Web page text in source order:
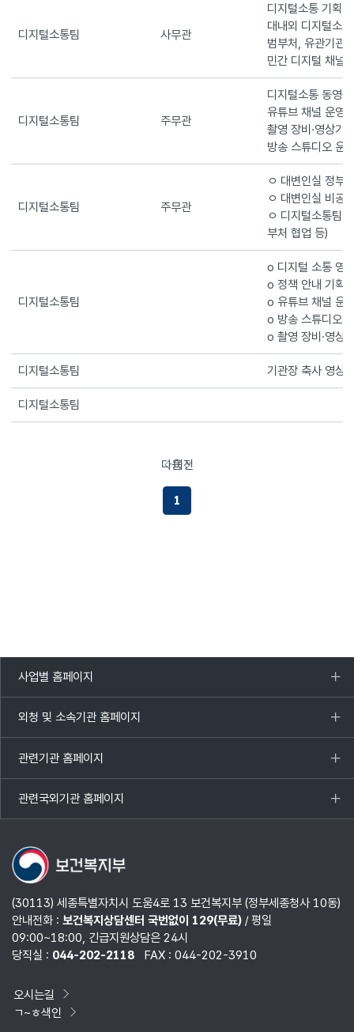
디지털소통팀 사무관
디지털소통 기획
대내외 디지털소
범부처, 유관기관
민간 디지털 채널
디지털소통팀 주무관
디지털소통 동영
유튜브 채널 운영
촬영 장비·영상기
방송 스튜디오 운
디지털소통팀 주무관
ㅇ 대변인실 정부
ㅇ 대변인실 비공
ㅇ 디지털소통팀
부처 협업 등)
디지털소통팀
o 디지털 소통 영
o 정책 안내 기획
o 유튜브 채널 운
o 방송 스튜디오
o 촬영 장비·영상
디지털소통팀 기관장 축사 영상
디지털소통팀
이전
페이지로이동하기
1
다음페이지로이동하기
사업별 홈페이지
목록
열기
외청 및 소속기관 홈페이지
목록
열기
관련기관 홈페이지
목록
열기
관련국외기관 홈페이지
목록
열기
(30113) 세종특별자치시 도움4로 13 보건복지부 (정부세종청사 10동)
안내전화 : 보건복지상담센터 국번없이 129(무료)/ 평일
09:00~18:00, 긴급지원상담은 24시
당직실 : 044-202-2118 FAX : 044-202-3910
오시는길
ㄱ~ㅎ색인